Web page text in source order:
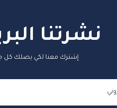
نشرتنا
إشترك معنا لكي يصلك كل